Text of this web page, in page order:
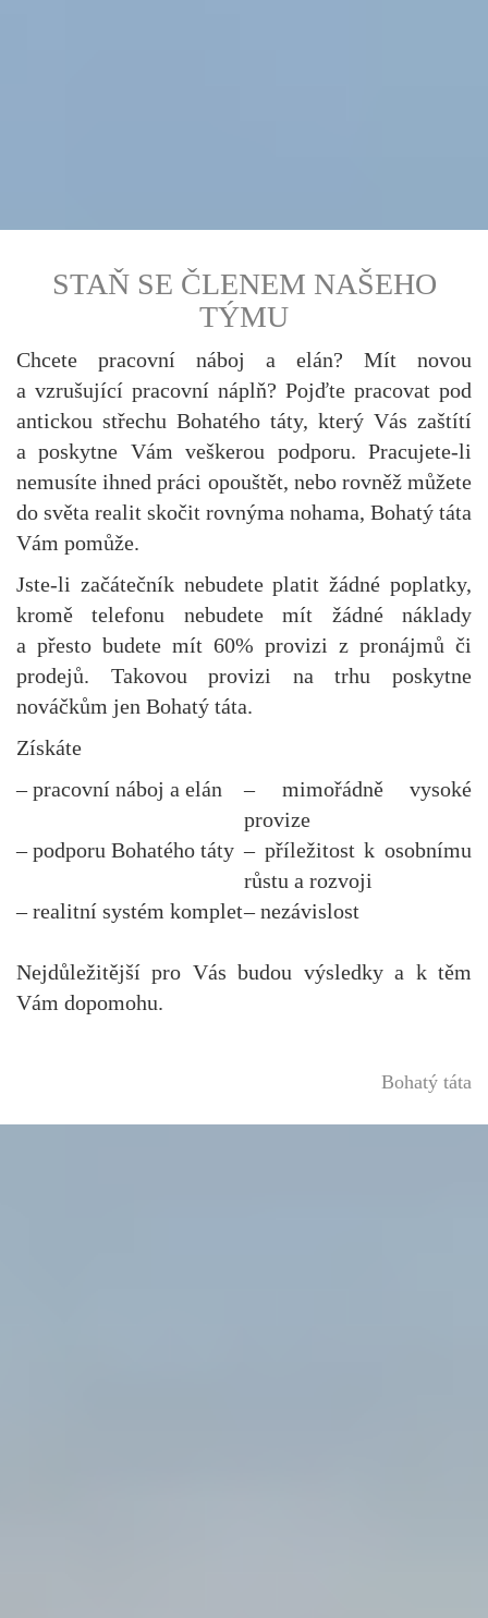
STAŇ SE ČLENEM NAŠEHO
TÝMU
Chcete pracovní náboj a elán? Mít novou
a vzrušující pracovní náplň? Pojďte pracovat pod
antickou střechu Bohatého táty, který Vás zaštítí
a poskytne Vám veškerou podporu. Pracujete-li
nemusíte ihned práci opouštět, nebo rovněž můžete
do světa realit skočit rovnýma nohama, Bohatý táta
Vám pomůže.
Jste-li začátečník nebudete platit žádné poplatky,
kromě telefonu nebudete mít žádné náklady
a přesto budete mít 60% provizi z pronájmů či
prodejů. Takovou provizi na trhu poskytne
nováčkům jen Bohatý táta.
Získáte
– pracovní náboj a elán
– mimořádně vysoké
provize
– podporu Bohatého táty – příležitost k osobnímu
růstu a rozvoji
– realitní systém komplet– nezávislost
Nejdůležitější pro Vás budou výsledky a k těm
Vám dopomohu.
Bohatý táta